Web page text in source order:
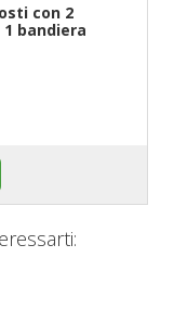
con 2
bandiera